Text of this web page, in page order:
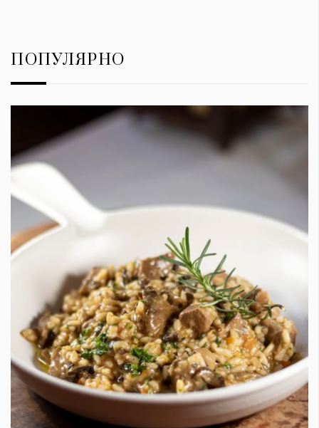
ПОПУЛЯРНО
КАТЕГОРИИ
Wine&Dine
Подкасти
Мода
Dialogue
Изкуство
ЗА НАС
Условия за
ползване
За нас
Реклама
Политика за